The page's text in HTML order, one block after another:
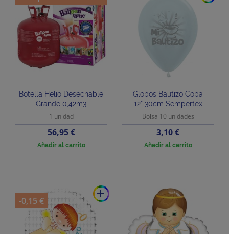
Botella Helio Desechable
Grande 0,42m3
1 unidad
Precio
56,95 €
Añadir al carrito
Globos Bautizo Copa
12"-30cm Sempertex
Bolsa 10 unidades
Precio
3,10 €
Añadir al carrito
add
-0,15 €